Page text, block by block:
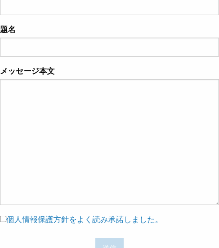
題名
メッセージ本文
個人情報保護方針をよく読み承諾しました。